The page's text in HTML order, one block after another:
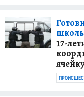
17-